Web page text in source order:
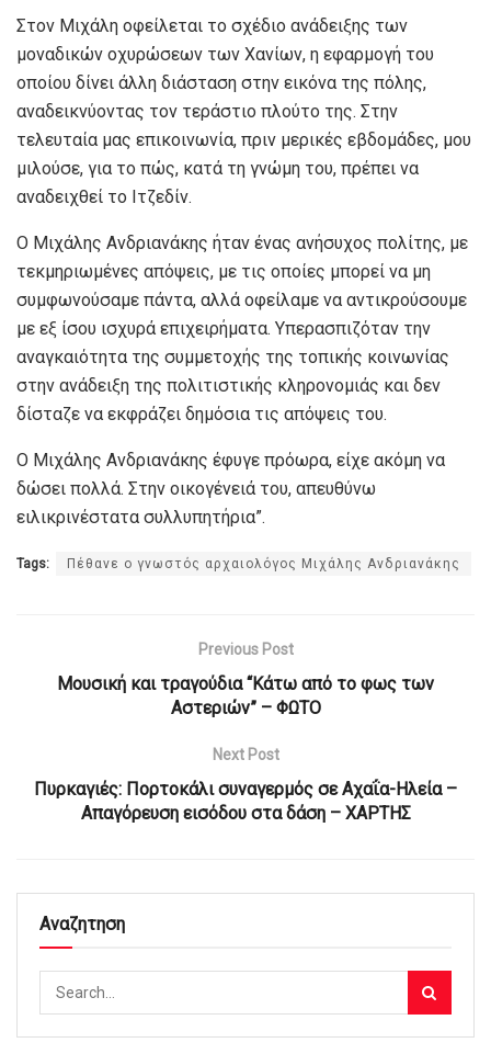
Στον Μιχάλη οφείλεται το σχέδιο ανάδειξης των
μοναδικών οχυρώσεων των Χανίων, η εφαρμογή του
οποίου δίνει άλλη διάσταση στην εικόνα της πόλης,
αναδεικνύοντας τον τεράστιο πλούτο της. Στην
τελευταία μας επικοινωνία, πριν μερικές εβδομάδες, μου
μιλούσε, για το πώς, κατά τη γνώμη του, πρέπει να
αναδειχθεί το Ιτζεδίν.
Ο Μιχάλης Ανδριανάκης ήταν ένας ανήσυχος πολίτης, με
τεκμηριωμένες απόψεις, με τις οποίες μπορεί να μη
συμφωνούσαμε πάντα, αλλά οφείλαμε να αντικρούσουμε
με εξ ίσου ισχυρά επιχειρήματα. Υπερασπιζόταν την
αναγκαιότητα της συμμετοχής της τοπικής κοινωνίας
στην ανάδειξη της πολιτιστικής κληρονομιάς και δεν
δίσταζε να εκφράζει δημόσια τις απόψεις του.
Ο Μιχάλης Ανδριανάκης έφυγε πρόωρα, είχε ακόμη να
δώσει πολλά. Στην οικογένειά του, απευθύνω
ειλικρινέστατα συλλυπητήρια”.
Tags: Πέθανε ο γνωστός αρχαιολόγος Μιχάλης Ανδριανάκης
Previous Post
Μουσική και τραγούδια “Κάτω από το φως των
Αστεριών” – ΦΩΤΟ
Next Post
Πυρκαγιές: Πορτοκάλι συναγερμός σε Αχαΐα-Ηλεία –
Απαγόρευση εισόδου στα δάση – ΧΑΡΤΗΣ
Αναζητηση